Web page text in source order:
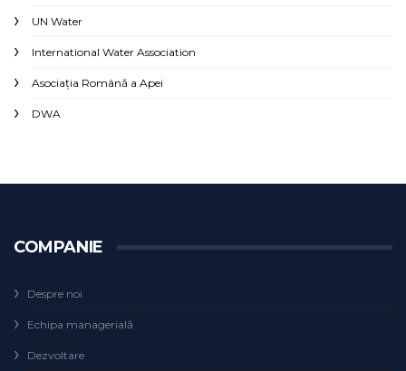
UN Water
International Water Association
Asociaţia Română a Apei
DWA
COMPANIE
Despre noi
Echipa managerială
Dezvoltare